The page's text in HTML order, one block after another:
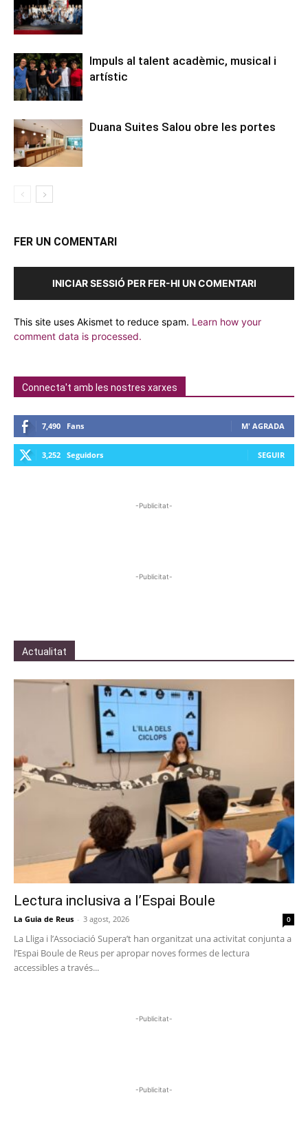
Impuls al talent acadèmic, musical i
artístic
Duana Suites Salou obre les portes
FER UN COMENTARI
INICIAR SESSIÓ PER FER-HI UN COMENTARI
This site uses Akismet to reduce spam. Learn how your
comment data is processed.
Connecta't amb les nostres xarxes
7,490 Fans M' AGRADA
3,252 Seguidors SEGUIR
-Publicitat-
-Publicitat-
Actualitat
Lectura inclusiva a l’Espai Boule
La Guia de Reus - 3 agost, 2026 0
La Lliga i l’Associació Supera’t han organitzat una activitat conjunta a
l’Espai Boule de Reus per apropar noves formes de lectura
accessibles a través...
-Publicitat-
-Publicitat-